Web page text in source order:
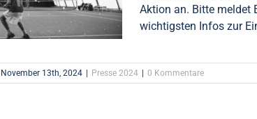
Aktion an. Bitte meldet
wichtigsten Infos zur
November 13th, 2024 Presse 2024 0 Kommentare